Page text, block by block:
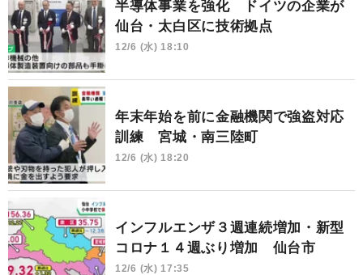
半導体事業を強化 ドイツの企業が
仙台・太白区に技術拠点
12/6 (水) 18:10
年末年始を前に金融機関で強盗対応
訓練 宮城・南三陸町
12/6 (水) 18:20
インフルエンザ３週連続増加・新型
コロナ１４週ぶり増加 仙台市
12/6 (水) 17:35